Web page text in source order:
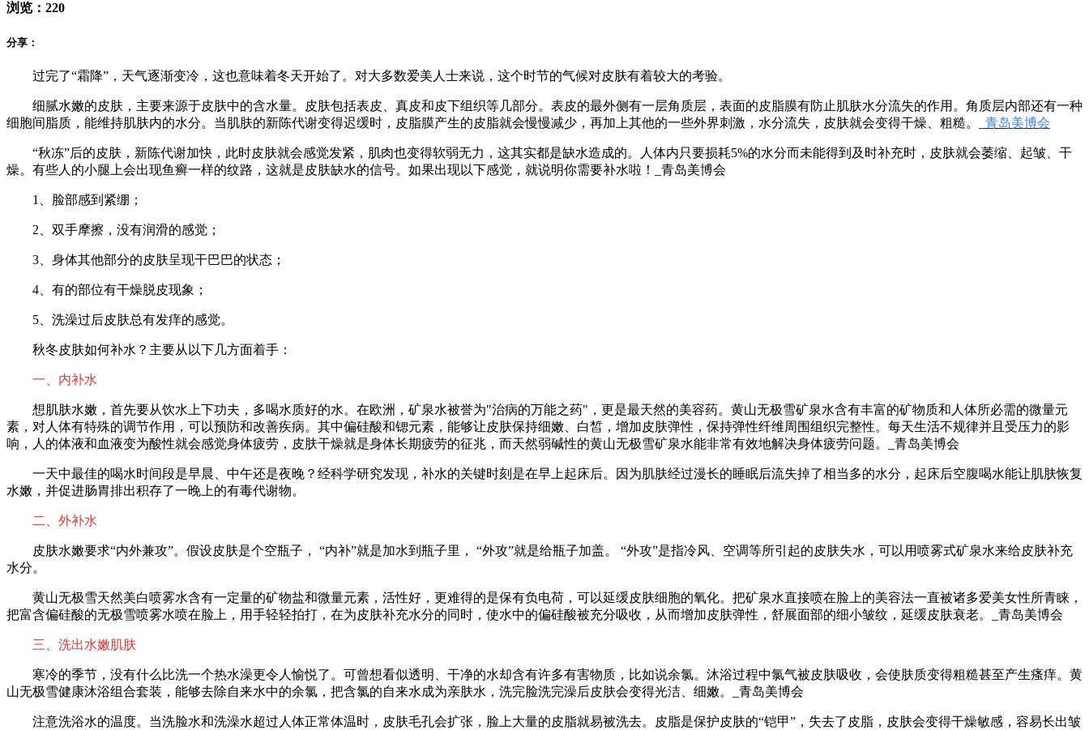
浏览： 220
分享：
过完了“霜降”，天气逐渐变冷，这也意味着冬天开始了。对大多数爱美人士来说，这个时节的气候对皮肤有着较大的考验。
细腻水嫩的皮肤，主要来源于皮肤中的含水量。皮肤包括表皮、真皮和皮下组织等几部分。表皮的最外侧有一层角质层，表面的皮脂膜有防止肌肤水分流失的作用。角质层内部还有一种
细胞间脂质，能维持肌肤内的水分。当肌肤的新陈代谢变得迟缓时，皮脂膜产生的皮脂就会慢慢减少，再加上其他的一些外界刺激，水分流失，皮肤就会变得干燥、粗糙。_ 青岛美博会
“秋冻”后的皮肤，新陈代谢加快，此时皮肤就会感觉发紧，肌肉也变得软弱无力，这其实都是缺水造成的。人体内只要损耗5%的水分而未能得到及时补充时，皮肤就会萎缩、起皱、干
燥。有些人的小腿上会出现鱼癣一样的纹路，这就是皮肤缺水的信号。如果出现以下感觉，就说明你需要补水啦！
_青岛美博会
1、脸部感到紧绷；
2、双手摩擦，没有润滑的感觉；
3、身体其他部分的皮肤呈现干巴巴的状态；
4、有的部位有干燥脱皮现象；
5、洗澡过后皮肤总有发痒的感觉。
秋冬皮肤如何补水？主要从以下几方面着手：
一、内补水
想肌肤水嫩，首先要从饮水上下功夫，多喝水质好的水。在欧洲，矿泉水被誉为"治病的万能之药"，更是最天然的美容药。黄山无极雪矿泉水含有丰富的矿物质和人体所必需的微量元
素，对人体有特殊的调节作用，可以预防和改善疾病。其中偏硅酸和锶元素，能够让皮肤保持细嫩、白皙，增加皮肤弹性，保持弹性纤维周围组织完整性。每天生活不规律并且受压力的影
响，人的体液和血液变为酸性就会感觉身体疲劳，皮肤干燥就是身体长期疲劳的征兆，而天然弱碱性的黄山无极雪矿泉水能非常有效地解决身体疲劳问题。
_青岛美博会
一天中最佳的喝水时间段是早晨、中午还是夜晚？经科学研究发现，补水的关键时刻是在早上起床后。因为肌肤经过漫长的睡眠后流失掉了相当多的水分，起床后空腹喝水能让肌肤恢复
水嫩，并促进肠胃排出积存了一晚上的有毒代谢物。
二、外补水
皮肤水嫩要求“内外兼攻”。假设皮肤是个空瓶子， “内补”就是加水到瓶子里， “外攻”就是给瓶子加盖。 “外攻”是指冷风、空调等所引起的皮肤失水，可以用喷雾式矿泉水来给皮肤补充
水分。
黄山无极雪天然美白喷雾水含有一定量的矿物盐和微量元素，活性好，更难得的是保有负电荷，可以延缓皮肤细胞的氧化。把矿泉水直接喷在脸上的美容法一直被诸多爱美女性所青睐，
把富含偏硅酸的无极雪喷雾水喷在脸上，用手轻轻拍打，在为皮肤补充水分的同时，使水中的偏硅酸被充分吸收，从而增加皮肤弹性，舒展面部的细小皱纹，延缓皮肤衰老。
_青岛美博会
三、洗出水嫩肌肤
寒冷的季节，没有什么比洗一个热水澡更令人愉悦了。可曾想看似透明、干净的水却含有许多有害物质，比如说余氯。沐浴过程中氯气被皮肤吸收，会使肤质变得粗糙甚至产生瘙痒。黄
山无极雪健康沐浴组合套装，能够去除自来水中的余氯，把含氯的自来水成为亲肤水，洗完脸洗完澡后皮肤会变得光洁、细嫩。
_青岛美博会
注意洗浴水的温度。当洗脸水和洗澡水超过人体正常体温时，皮肤毛孔会扩张，脸上大量的皮脂就易被洗去。皮脂是保护皮肤的“铠甲”，失去了皮脂，皮肤会变得干燥敏感，容易长出皱